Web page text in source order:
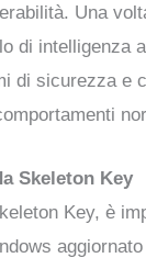
Una
di intelligenza
di sicurezza e
Skeleton Key
Key, è